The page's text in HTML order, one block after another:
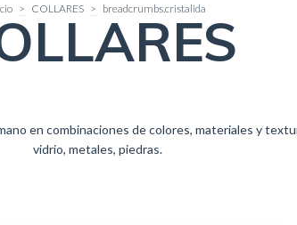
> COLLARES > breadcrumbs.cristalida
en combinaciones de colores, materiales y
vidrio, metales, piedras.